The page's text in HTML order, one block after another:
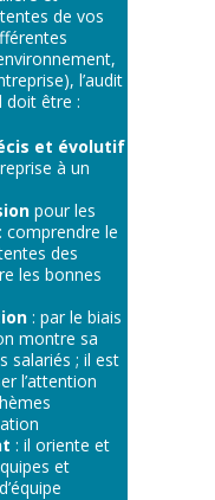
de vos
l’audit
doit être :
et évolutif
à un
pour les
comprendre le
des
les bonnes
: par le biais
montre sa
salariés ; il est
l’attention
: il oriente et
et